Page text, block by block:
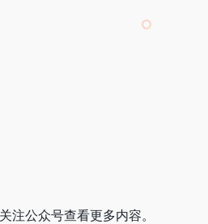
注公众号查看更多内容。